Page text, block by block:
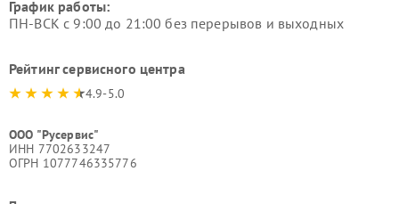
График работы:
ПН-ВСК с 9:00 до 21:00 без перерывов и выходных
Рейтинг сервисного центра
4.9-5.0
ООО "Русервис"
ИНН 7702633247
ОГРН 1077746335776